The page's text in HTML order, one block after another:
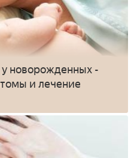
новорожденных -
и лечение